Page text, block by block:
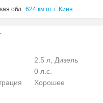
обл. 624 км от г. Киев
2.5 л, Дизель
0 л.с.
Хорошее